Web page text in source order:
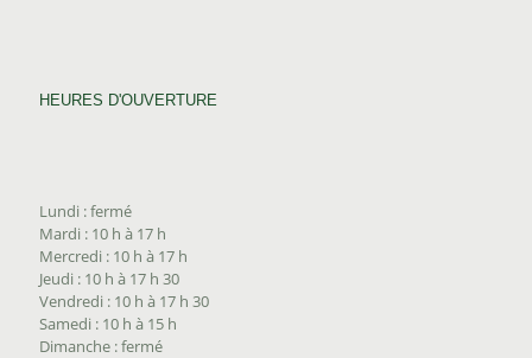
HEURES D'OUVERTURE
Lundi : fermé
Mardi : 10 h à 17 h
Mercredi : 10 h à 17 h
Jeudi : 10 h à 17 h 30
Vendredi : 10 h à 17 h 30
Samedi : 10 h à 15 h
Dimanche : fermé